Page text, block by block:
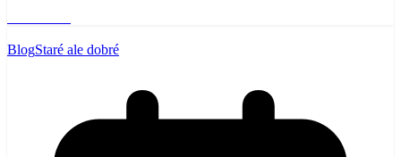
BlogStaré ale dobré